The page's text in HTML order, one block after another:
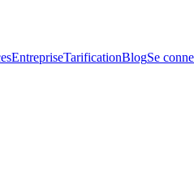
EntrepriseTarificationBlogSe